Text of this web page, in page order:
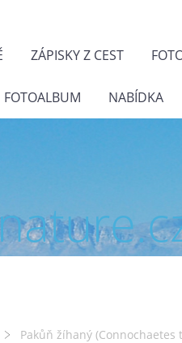
ZÁPISKY Z CEST
FOTOALBUM NABÍDKA
Pakůň žíhaný (Connochaetes